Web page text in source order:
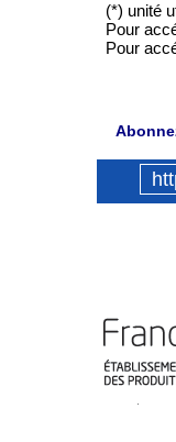
(*) unité
Pour
Pour